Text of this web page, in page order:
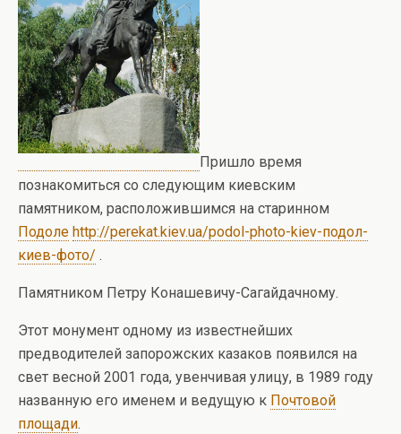
Пришло время
познакомиться со следующим киевским
памятником, расположившимся на старинном
Подоле http://perekat.kiev.ua/podol-photo-kiev-подол-
киев-фото/ .
Памятником Петру Конашевичу-Сагайдачному.
Этот монумент одному из известнейших
предводителей запорожских казаков появился на
свет весной 2001 года, увенчивая улицу, в 1989 году
названную его именем и ведущую к Почтовой
площади.